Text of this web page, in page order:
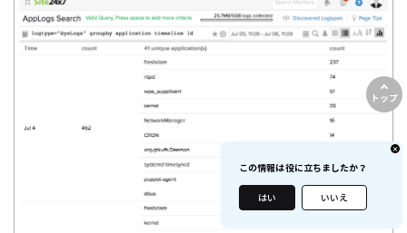
この情報は役に立ちましたか？
はい いいえ
トップ